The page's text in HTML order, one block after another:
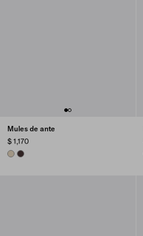
Mules de ante
$ 1,170
DESERT BEIGE
DARK BROWN